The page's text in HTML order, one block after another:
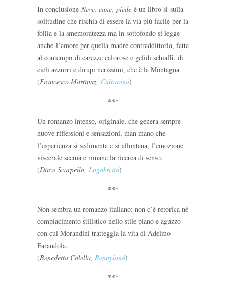
In conclusione Neve, cane, piede è un libro sì sulla
solitudine che rischia di essere la via più facile per la
follia e la smemoratezza ma in sottofondo si legge
anche l’amore per quella madre contraddittoria, fatta
al contempo di carezze calorose e gelidi schiaffi, di
cieli azzurri e dirupi nerissimi, che è la Montagna.
(Francesco Martinuz, Cultarena)
***
Un romanzo intenso, originale, che genera sempre
nuove riflessioni e sensazioni, man mano che
l’esperienza si sedimenta e si allontana, l’emozione
viscerale scema e rimane la ricerca di senso.
(Dirce Scarpello, Logokrisia)
***
Non sembra un romanzo italiano: non c’è retorica né
compiacimento stilistico nello stile piano e aguzzo
con cui Morandini tratteggia la vita di Adelmo
Farandola.
(Benedetta Colella, Bennyland)
***